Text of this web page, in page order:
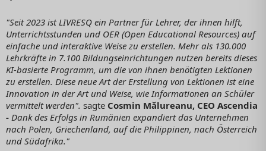
"Seit 2023 ist LIVRESQ ein Partner für Lehrer, der ihnen hilft,
Unterrichtsstunden und OER (Open Educational Resources) auf
einfache und interaktive Weise zu erstellen. Mehr als 130.000
Lehrkräfte in 7.100 Bildungseinrichtungen nutzen bereits dieses
KI-basierte Programm, um die von ihnen benötigten Lektionen
zu erstellen. Diese neue Art der Erstellung von Lektionen ist eine
Innovation in der Art und Weise, wie Informationen an Schüler
vermittelt werden". sagte Cosmin Mălureanu, CEO Ascendia
- Dank des Erfolgs in Rumänien expandiert das Unternehmen
nach Polen, Griechenland, auf die Philippinen, nach Österreich
und Südafrika."